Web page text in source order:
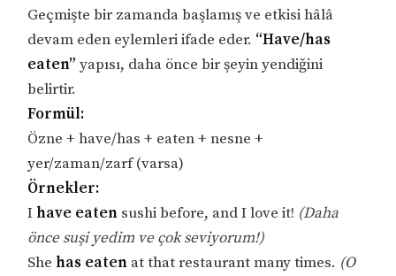
Geçmişte bir zamanda başlamış ve etkisi hâlâ
devam eden eylemleri ifade eder. “Have/has
eaten” yapısı, daha önce bir şeyin yendiğini
belirtir.
Formül:
Özne + have/has + eaten + nesne +
yer/zaman/zarf (varsa)
Örnekler:
Ihave eaten sushi before, and I love it! (Daha
önce suşi yedim ve çok seviyorum!)
Shehas eaten at that restaurant many times. (O